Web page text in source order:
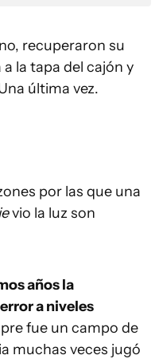
recuperaron su
la tapa del cajón y
última vez.
por las que una
vio la luz son
años la
a niveles
fue un campo de
muchas veces jugó